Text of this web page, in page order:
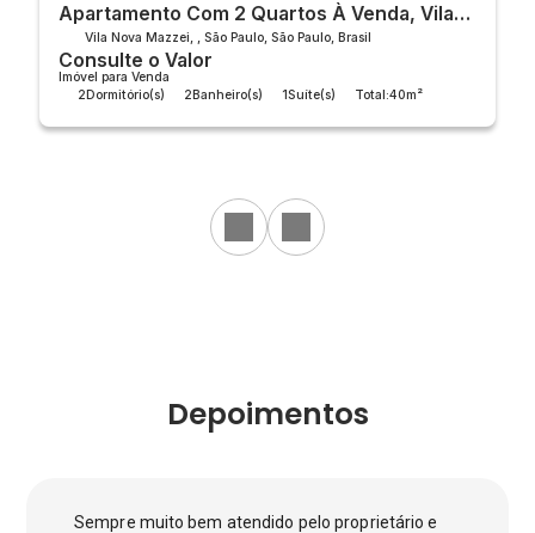
Apartamento Com 2 Quartos À Venda, Vila
Nova Mazzei - São Paulo
Vila Nova Mazzei São Paulo São Paulo Brasil
2Dormitório(s) 2Banheiro(s) 1Suíte(s) Total:40m²
Consulte o Valor
Imóvel para Venda
Depoimentos
Sempre muito bem atendido pelo proprietário e